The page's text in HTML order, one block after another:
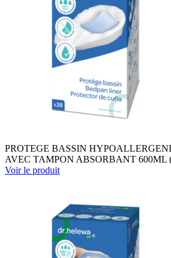
PROTEGE BASSIN
AVEC TAMPON ABSORBANT 600ML
Voir le produit